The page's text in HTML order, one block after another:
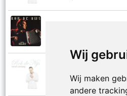
Wij
Wij maken
andere
Klein lied